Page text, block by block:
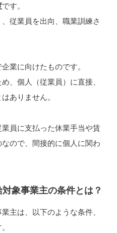
です。
従業員を出向、職業訓練さ
業に向けたものです。
、個人（従業員）に直接、
ありません。
員に支払った休業手当や賃
ので、間接的に個人に関わ
象事業主の条件とは？
主は、以下のような条件、